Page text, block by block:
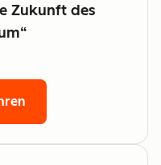
Zukunft des